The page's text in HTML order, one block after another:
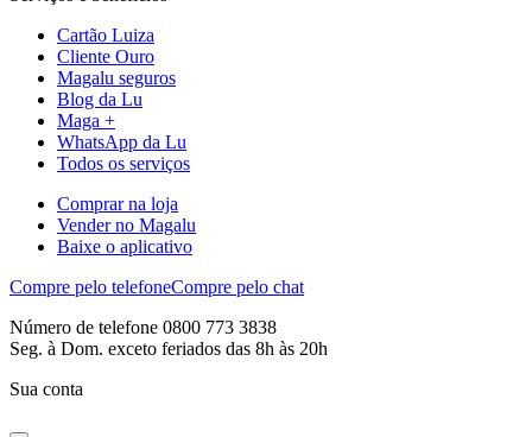
Cartão Luiza
Cliente Ouro
Magalu seguros
Blog da Lu
Maga +
WhatsApp da Lu
Todos os serviços
Comprar na loja
Vender no Magalu
Baixe o aplicativo
Compre pelo telefoneCompre pelo chat
Número de telefone 0800 773 3838
Seg. à Dom. exceto feriados das 8h às 20h
Sua conta